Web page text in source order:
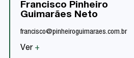
Francisco Pinheiro
Guimarães Neto
francisco@pinheiroguimaraes.com.br
Ver +